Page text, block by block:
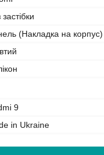
(Накладка на корпус)
9
in Ukraine